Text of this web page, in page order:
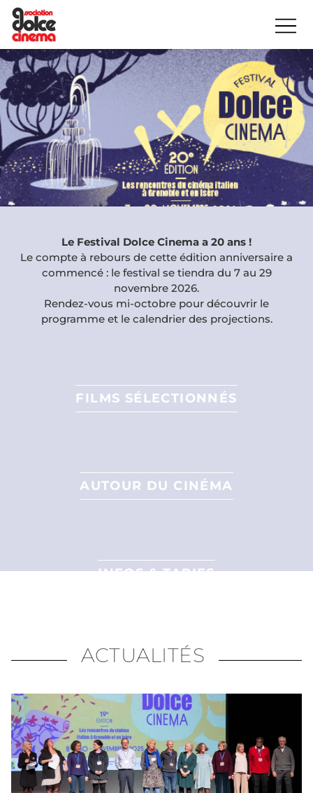
Le Festival Dolce Cinema a 20 ans !
Le compte à rebours de cette édition anniversaire a
commencé : le festival se tiendra du 7 au 29
novembre 2026.
Rendez-vous mi-octobre pour découvrir le
programme et le calendrier des projections.
FILMS SÉLECTIONNÉS
AUTOUR DU CINÉMA
INFOS & TARIFS
ACTUALITÉS